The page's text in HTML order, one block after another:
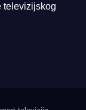
televizijskog